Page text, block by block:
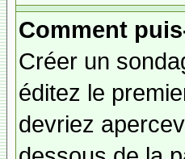
Comment
Créer un
éditez le
devriez